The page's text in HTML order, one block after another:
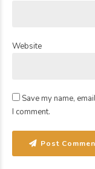
Website
Save my name,
I comment.
Post